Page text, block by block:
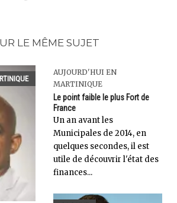
LE MÊME SUJET
AUJOURD'HUI EN
MARTINIQUE
Le point faible le plus Fort de
France
Un an avant les
Municipales de 2014, en
quelques secondes, il est
utile de découvrir l'état des
finances...